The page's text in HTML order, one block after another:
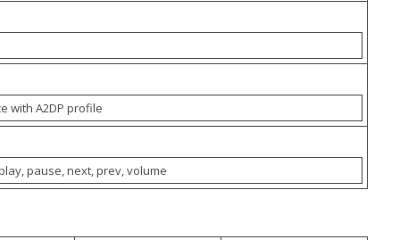
with A2DP profile
pause, next, prev, volume